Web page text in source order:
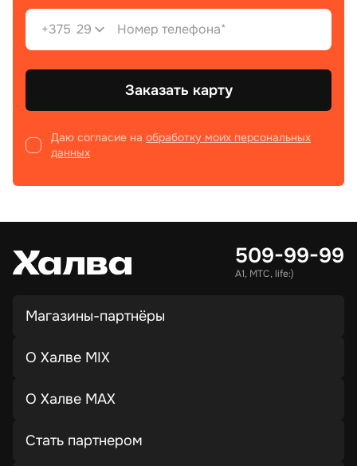
+375 29
Заказать карту
Даю согласие на обработку моих персональных
данных
509-99-99
А1, МТС, life:)
Магазины-партнёры
О Халве MIX
О Халве MAX
Стать партнером